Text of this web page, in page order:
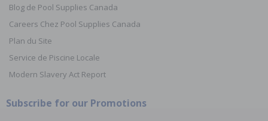
Blog de Pool Supplies Canada
Careers Chez Pool Supplies Canada
Plan du Site
Service de Piscine Locale
Modern Slavery Act Report
Subscribe for our Promotions